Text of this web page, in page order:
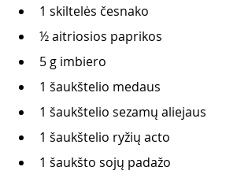
1 skiltelės česnako
½ aitriosios paprikos
5 g imbiero
1 šaukštelio medaus
1 šaukštelio sezamų aliejaus
1 šaukštelio ryžių acto
1 šaukšto sojų padažo